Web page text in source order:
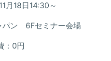
月18日14:30～
パン 6Fセミナー会場
：0円